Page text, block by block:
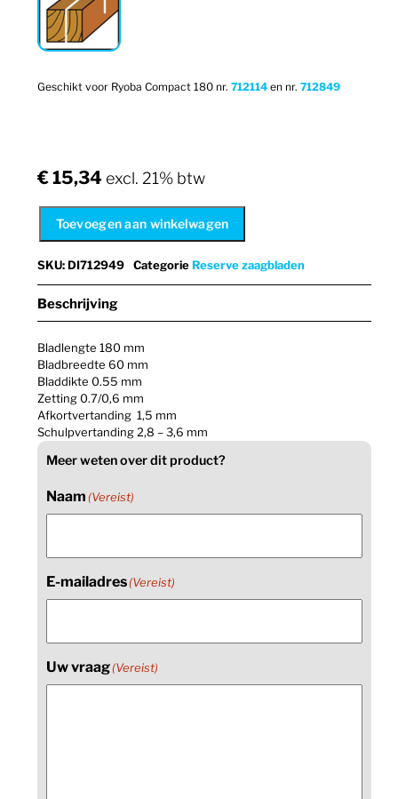
Geschikt voor Ryoba Compact 180 nr.712114 en nr.712849
€15,34 excl. 21% btw
Toevoegen aan winkelwagen
SKU:DI712949 CategorieReserve zaagbladen
Beschrijving
Bladlengte 180 mm
Bladbreedte 60 mm
Bladdikte 0.55 mm
Zetting 0.7/0,6 mm
Afkortvertanding 1,5 mm
Schulpvertanding 2,8 – 3,6 mm
Meer weten over dit product?
Naam (Vereist)
E-mailadres(Vereist)
Uw vraag(Vereist)